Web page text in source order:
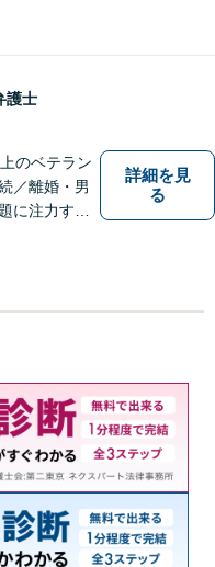
対応してい
に必要な手
とも大切で
談下さい。
護士
のベテラン
／離婚・男
に注力する
度ご相談に
詳細を見
る